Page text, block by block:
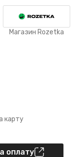
Магазин Rozetka
карту
оплату